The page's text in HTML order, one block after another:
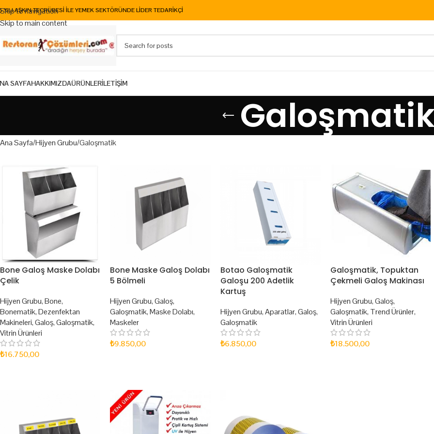
Skip to navigation
Skip to main content
YILI AŞKIN TECRÜBESİ İLE YEMEK SEKTÖRÜNDE LİDER TEDARİKÇİ
SAYFAHAKKIMIZDAÜRÜNLERİLETİŞİM
Ana Sayfa Hijyen Grubu Galoşmatik
Bone Galoş Maske Dolabı
Çelik
Hijyen Grubu,Bone,
Bonematik,Dezenfektan
Makineleri,Galoş,Galoşmatik,
Vitrin Ürünleri
₺16.750,00
Bone Maske Galoş Dolabı
5 Bölmeli
Hijyen Grubu,Galoş,
Galoşmatik,Maske Dolabı,
Maskeler
₺9.850,00
Botao Galoşmatik
Galoşu 200 Adetlik
Kartuş
Hijyen Grubu,Aparatlar,Galoş,
Galoşmatik
₺6.850,00
Galoşmatik, Topuktan
Çekmeli Galoş Makinası
Hijyen Grubu,Galoş,
Galoşmatik, Trend Ürünler,
Vitrin Ürünleri
₺18.500,00